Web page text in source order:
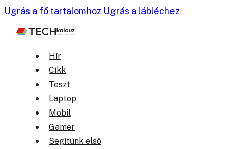
Ugrás a fő tartalomhoz Ugrás a lábléchez
Hír
Cikk
Teszt
Laptop
Mobil
Gamer
Segítünk első